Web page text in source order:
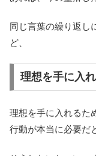
同じ言葉の繰り返し
ど、
理想を手に入
理想を手に入れるた
行動が本当に必要だ